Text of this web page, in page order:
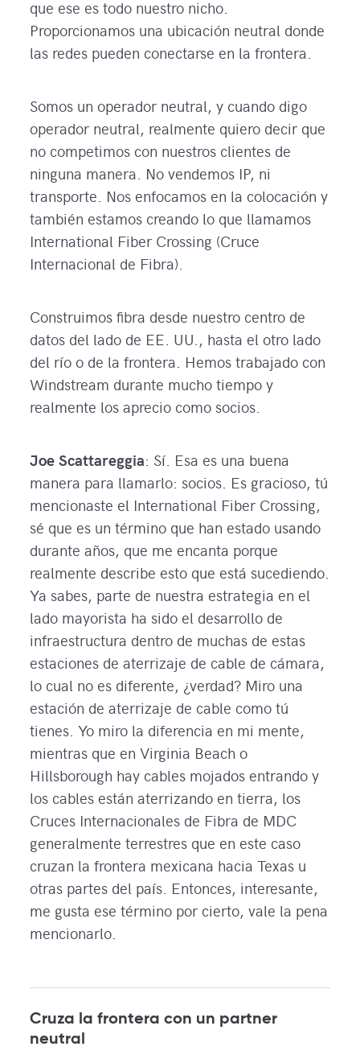
que ese es todo nuestro nicho.
Proporcionamos una ubicación neutral donde
las redes pueden conectarse en la frontera.
Somos un operador neutral, y cuando digo
operador neutral, realmente quiero decir que
no competimos con nuestros clientes de
ninguna manera. No vendemos IP, ni
transporte. Nos enfocamos en la colocación y
también estamos creando lo que llamamos
International Fiber Crossing (Cruce
Internacional de Fibra).
Construimos fibra desde nuestro centro de
datos del lado de EE. UU., hasta el otro lado
del río o de la frontera. Hemos trabajado con
Windstream durante mucho tiempo y
realmente los aprecio como socios.
Joe Scattareggia: Sí. Esa es una buena
manera para llamarlo: socios. Es gracioso, tú
mencionaste el International Fiber Crossing,
sé que es un término que han estado usando
durante años, que me encanta porque
realmente describe esto que está sucediendo.
Ya sabes, parte de nuestra estrategia en el
lado mayorista ha sido el desarrollo de
infraestructura dentro de muchas de estas
estaciones de aterrizaje de cable de cámara,
lo cual no es diferente, ¿verdad? Miro una
estación de aterrizaje de cable como tú
tienes. Yo miro la diferencia en mi mente,
mientras que en Virginia Beach o
Hillsborough hay cables mojados entrando y
los cables están aterrizando en tierra, los
Cruces Internacionales de Fibra de MDC
generalmente terrestres que en este caso
cruzan la frontera mexicana hacia Texas u
otras partes del país. Entonces, interesante,
me gusta ese término por cierto, vale la pena
mencionarlo.
Cruza la frontera con un partner
neutral